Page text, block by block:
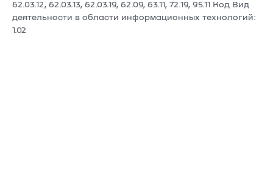
62.03.12, 62.03.13, 62.03.19, 62.09, 63.11, 72.19, 95.11 Код Вид
деятельности в области информационных технологий:
1.02